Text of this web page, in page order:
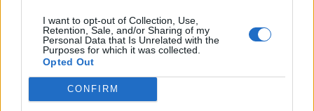
I want to opt-out of Collection, Use,
Retention, Sale, and/or Sharing of my
Personal Data that Is Unrelated with the
Purposes for which it was collected.
Opted Out
CONFIRM
Μαρίνα Σταυράκη: Στα στενά της Μυκόνου με τον
σύντροφό της, Μπουλέντ Οζκάντ